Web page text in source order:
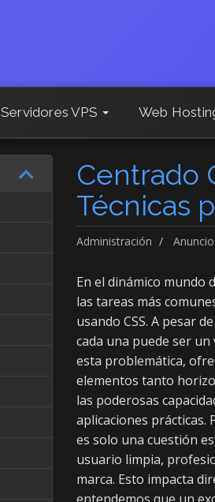
Servidores VPS Web
Centrado
Técnicas
Administración
En el dinámico mundo
las tareas más
usando CSS. A pesar
cada una puede ser
esta problemática,
elementos tanto
las poderosas
aplicaciones prácticas.
es solo una cuestión
usuario limpia,
marca. Esto impacta